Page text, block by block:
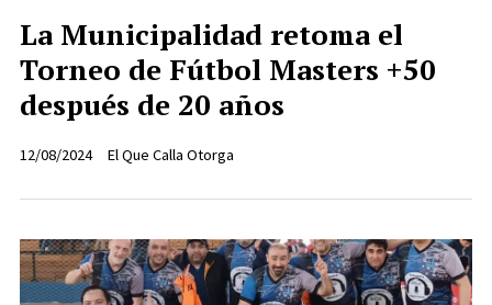
La Municipalidad retoma el
Torneo de Fútbol Masters +50
después de 20 años
El Que Calla Otorga
12/08/2024